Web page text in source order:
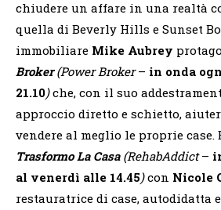
chiudere un affare in una realtà
quella di Beverly Hills e Sunset
immobiliare Mike Aubrey
Broker(Power Broker– in onda
21.10)che, con il suo
approccio diretto e schietto,
vendere al meglio le proprie case.
Trasformo La Casa (RehabAddict–
al venerdì alle 14.45)con Nicole
restauratrice di case, autodidatta